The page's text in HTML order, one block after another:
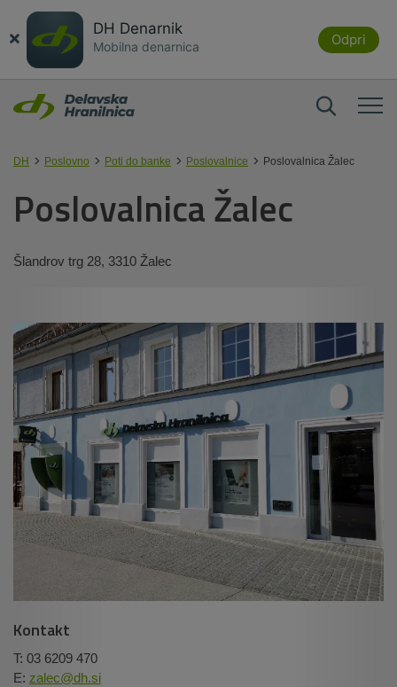
× DH Denarnik
Mobilna denarnica Odpri
DH Poslovno Poti do banke Poslovalnice Poslovalnica Žalec
Poslovalnica Žalec
Šlandrov trg 28, 3310 Žalec
Kontakt
T: 03 6209 470
E: zalec@dh.si